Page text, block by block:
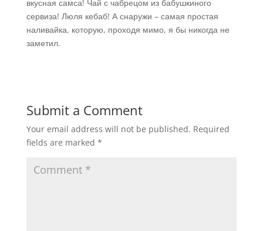
вкусная самса! Чай с чабрецом из бабушкиного
сервиза! Люля кебаб! А снаружи – самая простая
наливайка, которую, проходя мимо, я бы никогда не
заметил.
Submit a Comment
Your email address will not be published. Required
fields are marked *